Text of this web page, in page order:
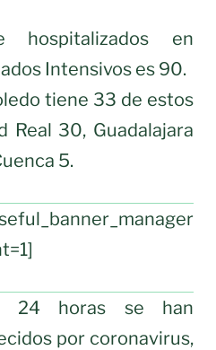
en
Intensivos es 90.
tiene 33 de estos
Real 30, Guadalajara
5.
24 horas se han
por coronavirus,